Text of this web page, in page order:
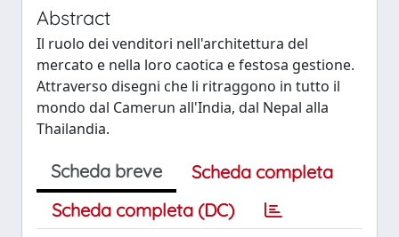
Abstract
Il ruolo dei venditori nell'architettura del
mercato e nella loro caotica e festosa gestione.
Attraverso disegni che li ritraggono in tutto il
mondo dal Camerun all'India, dal Nepal alla
Thailandia.
Scheda breve
Scheda completa
Scheda completa (DC)